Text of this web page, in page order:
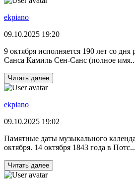
ekpiano
09.10.2025 19:20
9 октября исполняется 190 лет со
Санса Камиль Сен-Санс (полное
Читать далее
ekpiano
09.10.2025 19:02
Памятные даты музыкального
октября. 14 октября 1843 года в Потс...
Читать далее